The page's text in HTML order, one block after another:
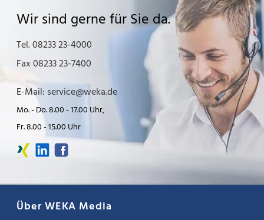
Über WEKA Media
Wir sind gerne für Sie da.
Tel. 08233 23-4000
Fax 08233 23-7400
E-Mail: service@weka.de
Mo. - Do. 8.00 - 17.00 Uhr,
Fr. 8.00 - 15.00 Uhr